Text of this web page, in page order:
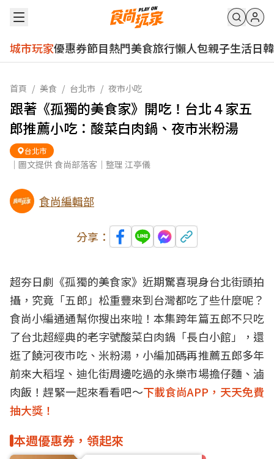
城市玩家優惠券節目熱門美食旅行懶人包親子生活日韓
首頁 / 美食 / 台北市 / 夜市小吃
跟著《孤獨的美食家》開吃！台北４家五
郎推薦小吃：酸菜白肉鍋、夜市米粉湯
台北市
｜圖文提供 食尚部落客｜整理 江亭儀
食尚編輯部
分享：
超夯日劇《孤獨的美食家》近期驚喜現身台北街頭拍
攝，究竟「五郎」松重豐來到台灣都吃了些什麼呢？
食尚小編通通幫你搜出來啦！本集跨年篇五郎不只吃
了台北超經典的老字號酸菜白肉鍋「長白小館」，還
逛了饒河夜市吃、米粉湯，小編加碼再推薦五郎多年
前來大稻埕、迪化街周邊吃過的永樂市場擔仔麵、滷
肉飯！趕緊一起來看看吧～下載食尚APP，天天免費
抽大獎！
本週優惠券，領起來